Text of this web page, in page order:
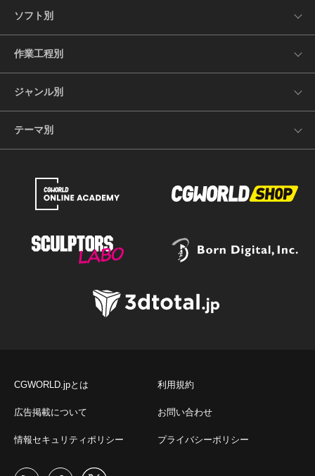
ソフト別
作業工程別
ジャンル別
テーマ別
CGWORLD.jpとは 利用規約
広告掲載について お問い合わせ
情報セキュリティポリシー プライバシーポリシー